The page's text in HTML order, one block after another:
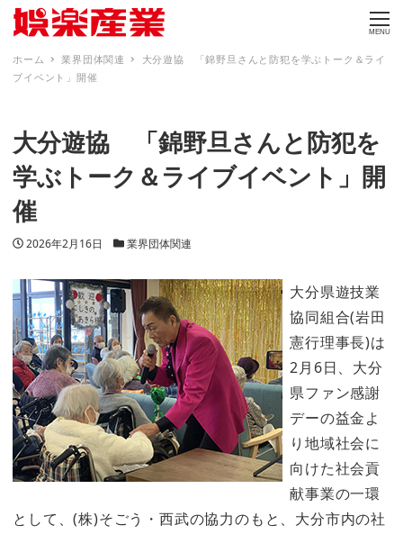
MENU
ホーム 業界団体関連
大分遊協 「錦野旦さんと防犯を学ぶトーク＆ライ
ブイベント」開催
大分遊協 「錦野旦さんと防犯を
学ぶトーク＆ライブイベント」開
催
投稿日
2026年2月16日 カテゴリー
業界団体関連
大分県遊技業
協同組合(岩田
憲行理事長)は
2月6日、大分
県ファン感謝
デーの益金よ
り地域社会に
向けた社会貢
献事業の一環
として、(株)そごう・西武の協力のもと、大分市内の社